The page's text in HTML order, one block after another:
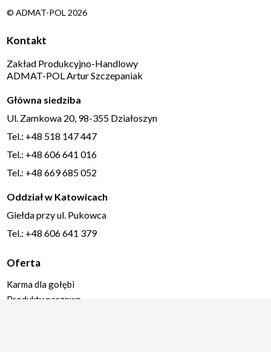
© ADMAT-POL 2026
Kontakt
Zakład Produkcyjno-Handlowy
ADMAT-POL Artur Szczepaniak
Główna siedziba
Ul. Zamkowa 20, 98-355 Działoszyn
Tel.: +48 518 147 447
Tel.: +48 606 641 016
Tel.: +48 669 685 052
Oddział w Katowicach
Giełda przy ul. Pukowca
Tel.: +48 606 641 379
Oferta
Karma dla gołębi
Produkty paszowe